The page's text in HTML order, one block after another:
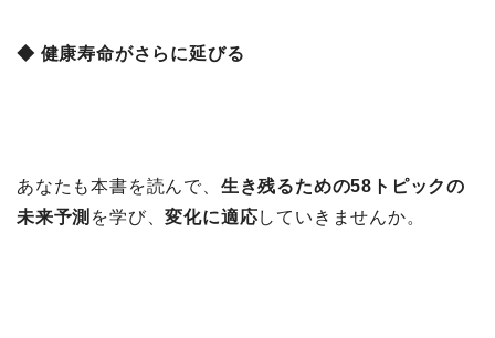
◆ 健康寿命がさらに延びる
あなたも本書を読んで、 生き残るための58トピックの
未来予測 を学び、変化に適応していきませんか。